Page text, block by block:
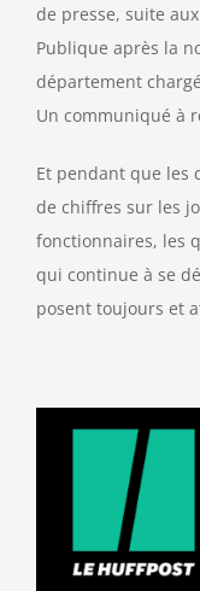
de presse, suite
Publique après la
département
Un communiqué à
Et pendant que les
de chiffres sur les
fonctionnaires, les
qui continue à se
posent toujours et